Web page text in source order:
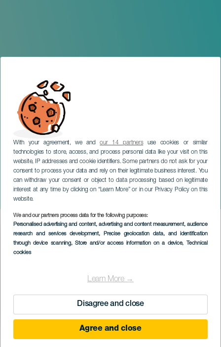
With your agreement, we andour 14 partnersuse cookies or similar
technologies to store, access, and process personal data like your visit on this
website, IP addresses and cookie identifiers. Some partners do not ask for your
consent to process your data and rely on their legitimate business interest. You
can withdraw your consent or object to data processing based on legitimate
interest at any time by clicking on “Learn More” or in our Privacy Policy on this
website.
We and our partners process data for the following purposes:
Personalised advertising and content, advertising and content measurement, audience
research and services development, Precise geolocation data, and identification
through device scanning, Store and/or access information on a device, Technical
cookies
Learn More →
Disagree and close
Agree and close
Nové světy
GRAN CANARIA
Imagen
Listado